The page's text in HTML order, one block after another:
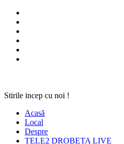
Stirile incep cu noi !
Acasă
Local
Despre
TELE2 DROBETA LIVE